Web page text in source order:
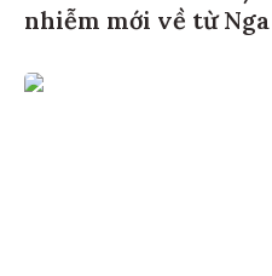
nhiễm mới về từ Nga